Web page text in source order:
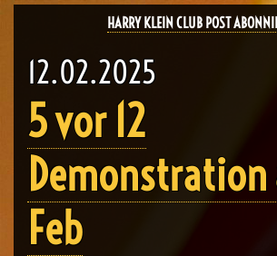
HARRY KLEIN CLUB POST
12.02.2025
5 vor 12
Demonstration
Feb